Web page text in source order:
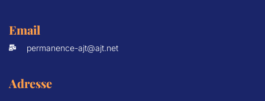
Email
permanence-ajt@ajt.net
Adresse